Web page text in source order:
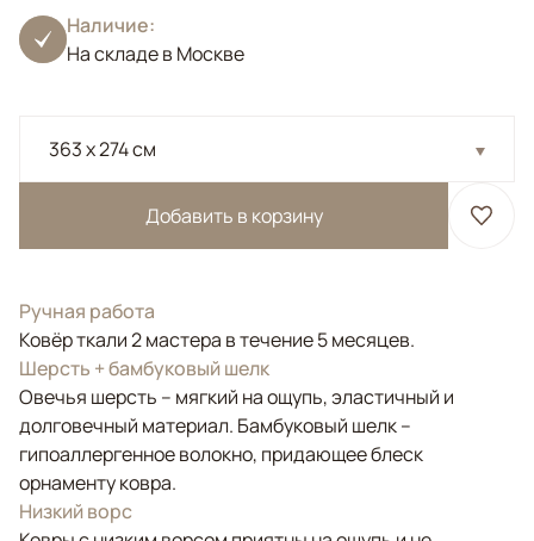
Наличие:
На складе в Москве
363 x 274 см
Добавить в корзину
Ручная работа
Ковёр ткали 2 мастера в течение 5 месяцев.
Шерсть + бамбуковый шелк
Овечья шерсть – мягкий на ощупь, эластичный и
долговечный материал. Бамбуковый шелк –
гипоаллергенное волокно, придающее блеск
орнаменту ковра.
Низкий ворс